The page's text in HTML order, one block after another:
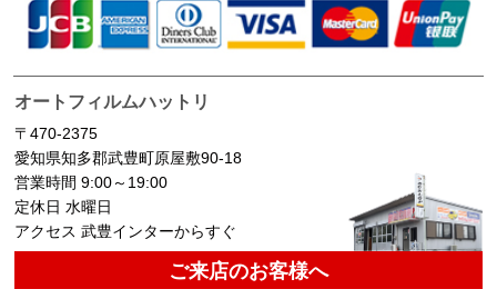
オートフィルムハットリ
〒470-2375
愛知県知多郡武豊町原屋敷90-18
営業時間 9:00～19:00
定休日 水曜日
アクセス 武豊インターからすぐ
ご来店のお客様へ